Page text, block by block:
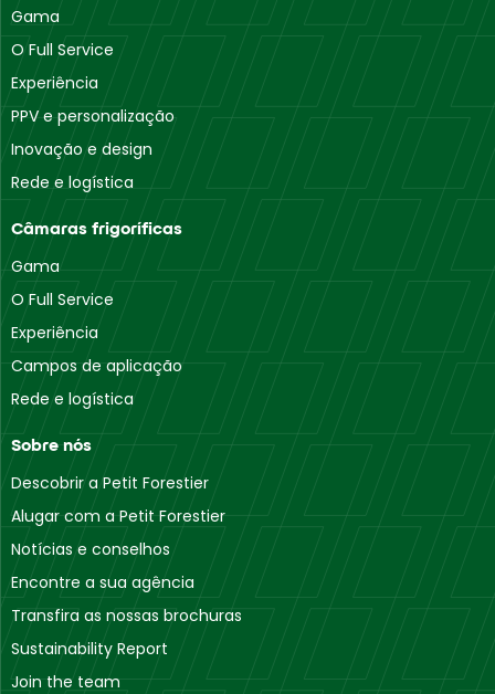
Gama
O Full Service
Experiência
PPV e personalização
Inovação e design
Rede e logística
Câmaras frigoríficas
Gama
O Full Service
Experiência
Campos de aplicação
Rede e logística
Sobre nós
Descobrir a Petit Forestier
Alugar com a Petit Forestier
Notícias e conselhos
Encontre a sua agência
Transfira as nossas brochuras
Sustainability Report
Join the team